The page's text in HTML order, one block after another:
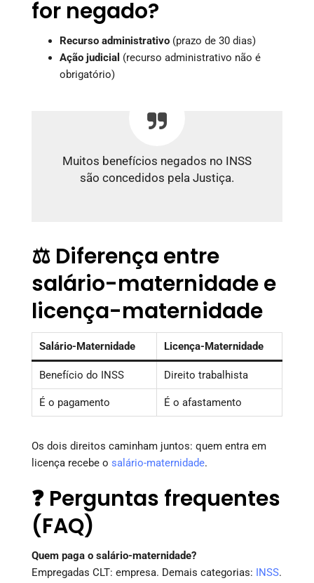
for negado?
Recurso administrativo (prazo de 30 dias)
Ação judicial (recurso administrativo não é
obrigatório)
Muitos benefícios negados no INSS
são concedidos pela Justiça.
⚖️ Diferença entre
salário-maternidade e
licença-maternidade
Salário-Maternidade Licença-Maternidade
Benefício do INSS Direito trabalhista
É o pagamento É o afastamento
Os dois direitos caminham juntos: quem entra em
licença recebe o salário-maternidade.
❓ Perguntas frequentes
(FAQ)
Quem paga o salário-maternidade?
Empregadas CLT: empresa. Demais categorias: INSS.